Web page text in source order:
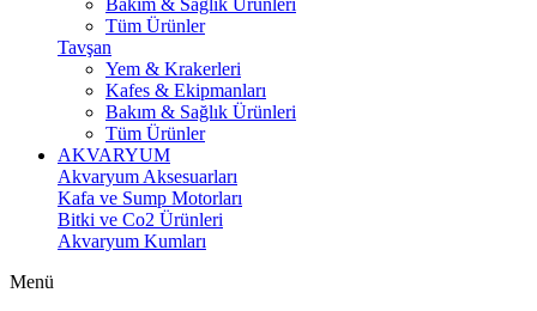
Bakım & Sağlık Ürünleri
Tüm Ürünler
Tavşan
Yem & Krakerleri
Kafes & Ekipmanları
Bakım & Sağlık Ürünleri
Tüm Ürünler
AKVARYUM
Akvaryum Aksesuarları
Kafa ve Sump Motorları
Bitki ve Co2 Ürünleri
Akvaryum Kumları
Menü